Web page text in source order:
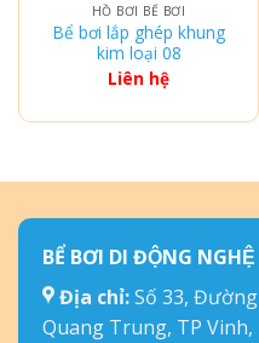
HỒ BƠI BỂ BƠI
Bể bơi lắp ghép khung
kim loại 08
Liên hệ
BỂ BƠI DI ĐỘNG
Địa chỉ:Số 33,
Quang Trung, TP Vinh,